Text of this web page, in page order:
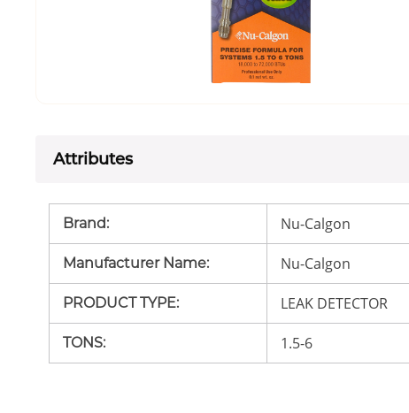
Attributes
Brand: Nu-Calgon
Manufacturer Name: Nu-Calgon
PRODUCT TYPE: LEAK DETECTOR
TONS: 1.5-6